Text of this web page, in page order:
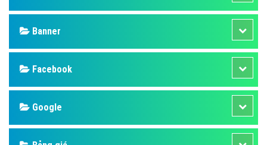
Banner
Facebook
Google